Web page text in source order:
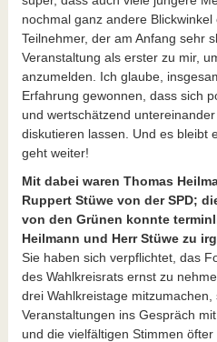
nochmal ganz andere
Teilnehmer, der am Anfang sehr
Veranstaltung als erster zu mir,
anzumelden. Ich glaube,
Erfahrung gewonnen, dass sich
und wertschätzend
diskutieren lassen. Und es bleibt
geht weiter!
Mit dabei waren Thomas
Ruppert Stüwe von der SPD;
von den Grünen konnte
Heilmann und Herr Stüwe zu
Sie haben sich verpflichtet, das
des Wahlkreisrats ernst zu
drei Wahlkreistage
Veranstaltungen ins Gespräch
und die vielfältigen Stimmen